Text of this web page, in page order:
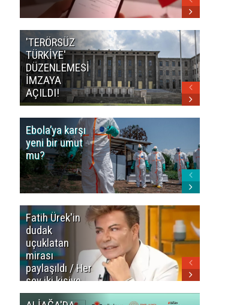
'TERÖRSÜZ
TÜRKİYE'
DÜZENLEMESİ
İMZAYA
AÇILDI!
Ebola’ya karşı
yeni bir umut
mu?
Fatih Ürek'in
dudak
uçuklatan
mirası
paylaşıldı / Her
şey iki kişiye
kaldı